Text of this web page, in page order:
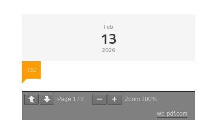
Feb
13
2026
152
Page 1 / 3 Zoom 100%
wp-pdf.com